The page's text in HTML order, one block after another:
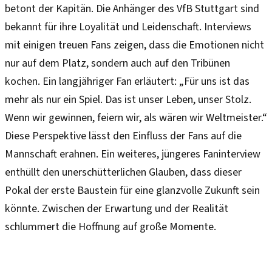
betont der Kapitän. Die Anhänger des VfB Stuttgart sind
bekannt für ihre Loyalität und Leidenschaft. Interviews
mit einigen treuen Fans zeigen, dass die Emotionen nicht
nur auf dem Platz, sondern auch auf den Tribünen
kochen. Ein langjähriger Fan erläutert: „Für uns ist das
mehr als nur ein Spiel. Das ist unser Leben, unser Stolz.
Wenn wir gewinnen, feiern wir, als wären wir Weltmeister.“
Diese Perspektive lässt den Einfluss der Fans auf die
Mannschaft erahnen. Ein weiteres, jüngeres Faninterview
enthüllt den unerschütterlichen Glauben, dass dieser
Pokal der erste Baustein für eine glanzvolle Zukunft sein
könnte. Zwischen der Erwartung und der Realität
schlummert die Hoffnung auf große Momente.